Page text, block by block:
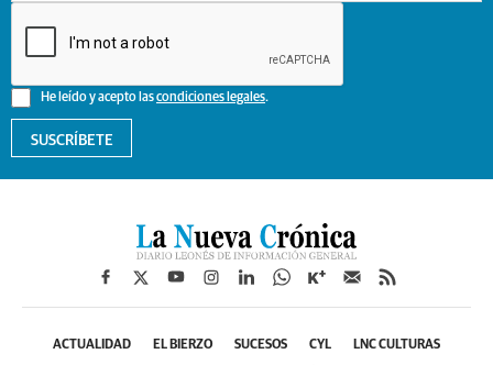
He leído y acepto lascondiciones legales.
SUSCRÍBETE
ACTUALIDAD EL BIERZO SUCESOS CYL LNC CULTURAS